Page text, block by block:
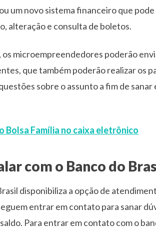
um novo sistema financeiro que
alteração e consulta de boletos.
os microempreendedores poderão
que também poderão realizar os
sobre o assunto a fim de
Bolsa Família no caixa eletrônico
com o Banco do
disponibiliza a opção de
entrar em contato para sanar
Para entrar em contato com o